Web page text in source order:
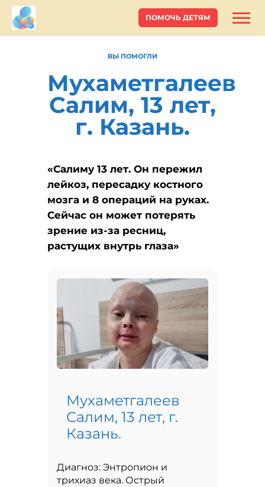
ПОМОЧЬ ДЕТЯМ
ВЫ ПОМОГЛИ
Мухаметгалеев
Салим, 13 лет,
г. Казань.
«Салиму 13 лет. Он пережил
лейкоз, пересадку костного
мозга и 8 операций на руках.
Сейчас он может потерять
зрение из-за ресниц,
растущих внутрь глаза»
Мухаметгалеев
Салим, 13 лет, г.
Казань.
Диагноз: Энтропион и
трихиаз века. Острый